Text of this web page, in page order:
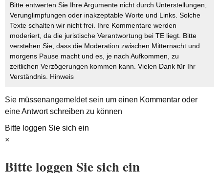
Bitte entwerten Sie Ihre Argumente nicht durch Unterstellungen,
Verunglimpfungen oder inakzeptable Worte und Links. Solche
Texte schalten wir nicht frei. Ihre Kommentare werden
moderiert, da die juristische Verantwortung bei TE liegt. Bitte
verstehen Sie, dass die Moderation zwischen Mitternacht und
morgens Pause macht und es, je nach Aufkommen, zu
zeitlichen Verzögerungen kommen kann. Vielen Dank für Ihr
Verständnis. Hinweis
Sie müssenangemeldetsein um einen Kommentar oder
eine Antwort schreiben zu können
Bitte loggen Sie sich ein
×
Bitte loggen Sie sich ein